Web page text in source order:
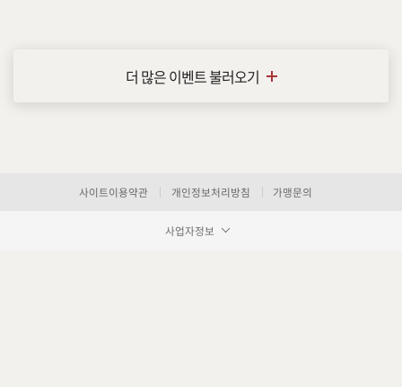
더 많은 이벤트 불러오기
사이트이용약관 개인정보처리방침 가맹문의
사업자정보